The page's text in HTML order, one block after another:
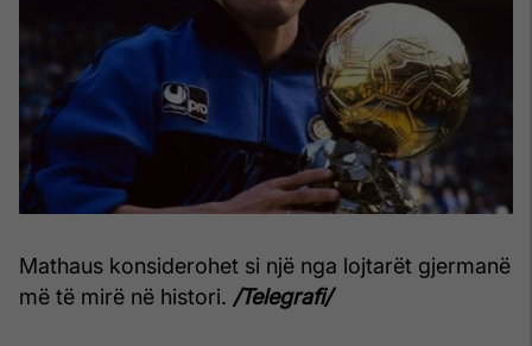
Mathaus konsiderohet si një nga lojtarët gjermanë
më të mirë në histori. /Telegrafi/